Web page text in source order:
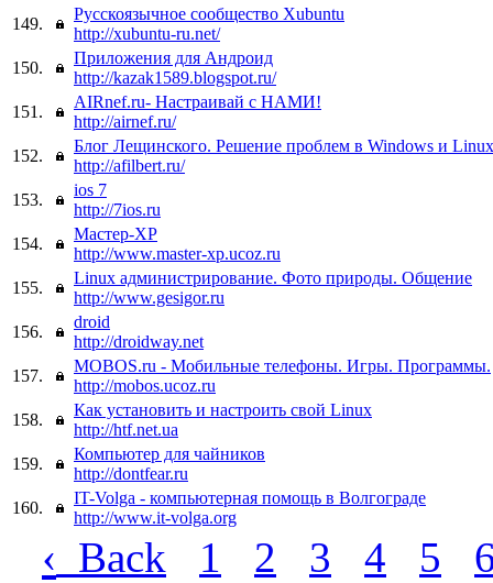
149.
Русскоязычное сообщество Xubuntu
http://xubuntu-ru.net/
150.
Приложения для Андроид
http://kazak1589.blogspot.ru/
151.
AIRnef.ru- Настраивай с НАМИ!
http://airnef.ru/
152.
Блог Лещинского. Решение проблем в Windows и
http://afilbert.ru/
153.
ios 7
http://7ios.ru
154.
Мастер-ХР
http://www.master-xp.ucoz.ru
155.
Linux администрирование. Фото природы. Общение
http://www.gesigor.ru
156.
droid
http://droidway.net
157.
MOBOS.ru - Мобильные телефоны. Игры. Программы.
http://mobos.ucoz.ru
158.
Как установить и настроить свой Linux
http://htf.net.ua
159.
Компьютер для чайников
http://dontfear.ru
160.
IT-Volga - компьютерная помощь в Волгограде
http://www.it-volga.org
‹ Back 1 2 3 4 5